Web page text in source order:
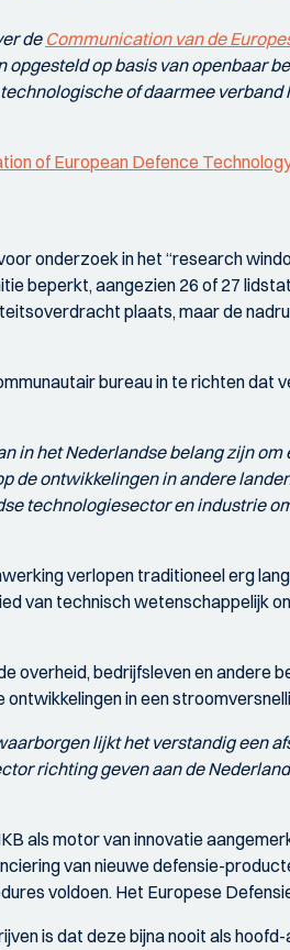
de Communication van de
op basis van openbaar
of daarmee verband
of European Defence
onderzoek in het “research
beperkt, aangezien 26 of 27
plaats, maar de
bureau in te richten
in het Nederlandse belang zijn
de ontwikkelingen in andere
technologiesector en industrie
verlopen traditioneel erg
van technisch wetenschappelijk
bedrijfsleven en andere
in een
lijkt het verstandig een
richting geven aan de
als motor van innovatie
van nieuwe defensie-
voldoen. Het Europese
is dat deze bijna nooit als